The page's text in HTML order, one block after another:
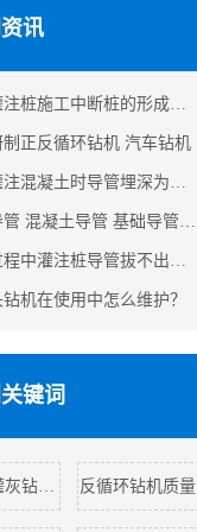
讯
施工中断桩的形成原因及预防措施
制正反循环钻机 汽车钻机
土时导管埋深为什么一定要在2-6 米
凝土导管 基础导管灌注时注意事项
灌注桩导管拔不出的原因分析及预防
机在使用中怎么维护？
键词
大孔径灌灰钻机销售 反循环钻机质量